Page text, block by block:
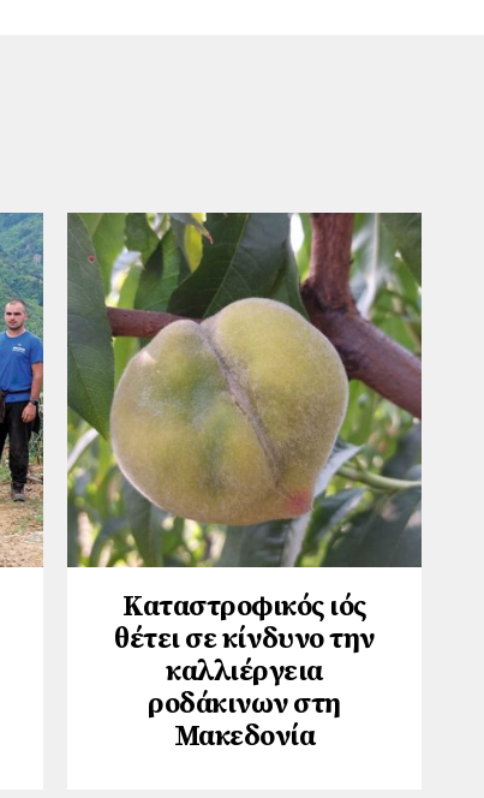
Καταστροφικός ιός
θέτει σε κίνδυνο την
καλλιέργεια
ροδάκινων στη
Μακεδονία